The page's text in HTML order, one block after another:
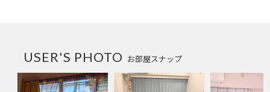
お部屋スナップ
USER'S PHOTO